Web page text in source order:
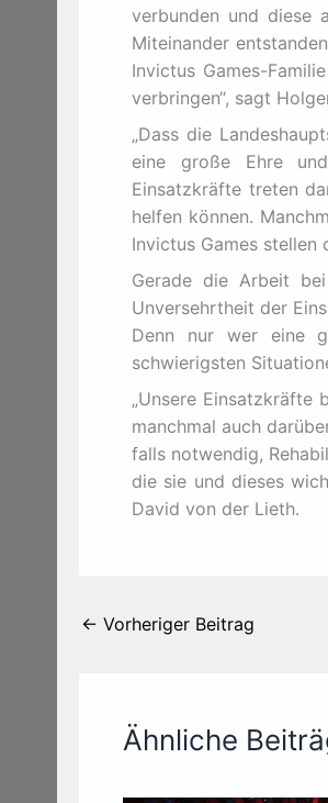
verbunden und diese
Miteinander
Invictus Games-
verbringen“, sagt
„Dass die
eine große Ehre und
Einsatzkräfte treten
helfen können.
Invictus Games stellen
Gerade die Arbeit
Unversehrtheit der
Denn nur wer eine
schwierigsten
„Unsere Einsatzkräfte
manchmal auch
falls notwendig,
die sie und dieses
David von der Lieth.
← Vorheriger Beitrag
Ähnliche